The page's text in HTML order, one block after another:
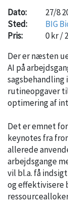
Dato:
27/8
Sted:
BIG
Pris:
0 kr /
Der er næsten
AI på
rutineopgaver
optimering af
Det er emnet
keynotes fra
allerede
arbejdsgange
vil bl.a. få
og effektivisere